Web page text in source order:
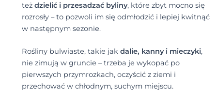
też dzielić i przesadzać byliny, które zbyt mocno się
rozrosły – to pozwoli im się odmłodzić i lepiej kwitnąć
w następnym sezonie.
Rośliny bulwiaste, takie jak dalie, kanny i mieczyki,
nie zimują w gruncie – trzeba je wykopać po
pierwszych przymrozkach, oczyścić z ziemi i
przechować w chłodnym, suchym miejscu.